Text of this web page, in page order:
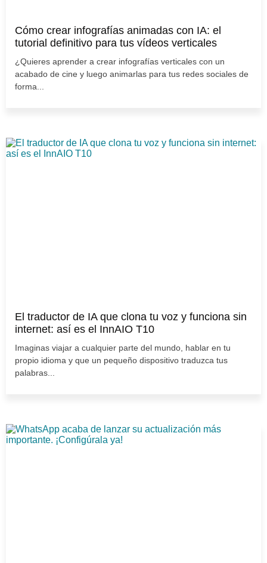
Cómo crear infografías animadas con IA: el
tutorial definitivo para tus vídeos verticales
¿Quieres aprender a crear infografías verticales con un
acabado de cine y luego animarlas para tus redes sociales de
forma...
El traductor de IA que clona tu voz y funciona sin
internet: así es el InnAIO T10
Imaginas viajar a cualquier parte del mundo, hablar en tu
propio idioma y que un pequeño dispositivo traduzca tus
palabras...